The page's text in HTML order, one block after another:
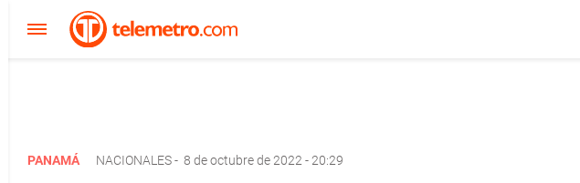
PANAMÁ NACIONALES- 8 de octubre de 2022 - 20:29